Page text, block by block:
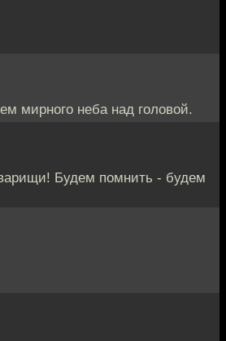
мирного неба над головой.
Будем помнить - будем